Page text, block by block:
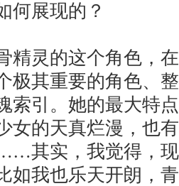
何展现的？
灵的这个角色，在
极其重要的角色、
索引。她的最大特
女的天真烂漫，也
其实，我觉得，
如我也乐天开朗，